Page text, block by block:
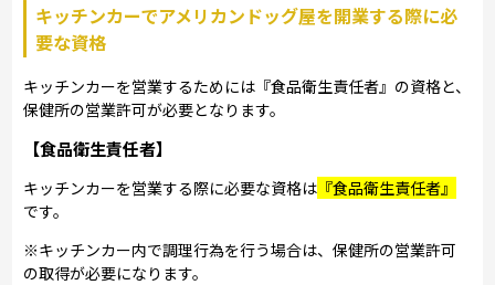
キッチンカーでアメリカンドッグ屋を開業する際に必
要な資格
キッチンカーを営業するためには『食品衛生責任者』の資格と、
保健所の営業許可が必要となります。
【食品衛生責任者】
キッチンカーを営業する際に必要な資格は 『食品衛生責任者』
です。
※キッチンカー内で調理行為を行う場合は、保健所の営業許可
の取得が必要になります。